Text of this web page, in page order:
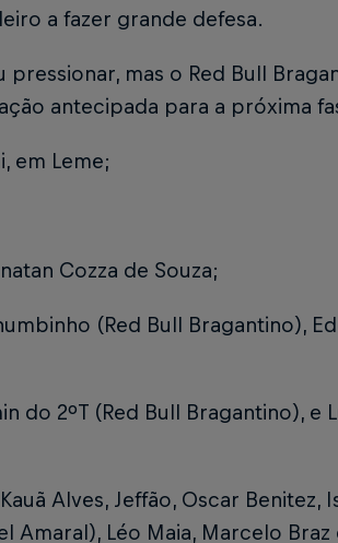
a fazer grande defesa.
mas o Red Bull
antecipada para a próxima
em Leme;
Cozza de Souza;
(Red Bull Bragantino),
do 2ºT (Red Bull Bragantino), e
Alves, Jeffão, Oscar Benitez,
Amaral), Léo Maia, Marcelo Braz